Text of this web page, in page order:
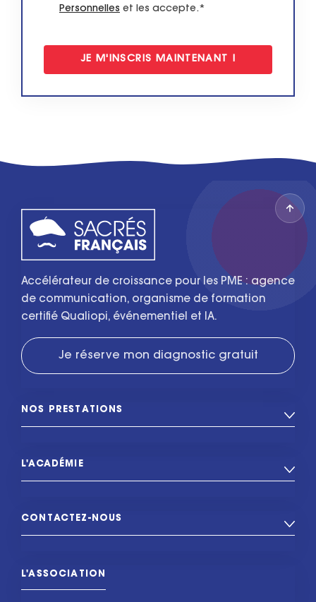
Personnelles et les accepte.*
Accélérateur de croissance pour les PME : agence
de communication, organisme de formation
certifié Qualiopi, événementiel et IA.
Je réserve mon diagnostic gratuit
NOS PRESTATIONS
L'ACADÉMIE
CONTACTEZ-NOUS
L'ASSOCIATION